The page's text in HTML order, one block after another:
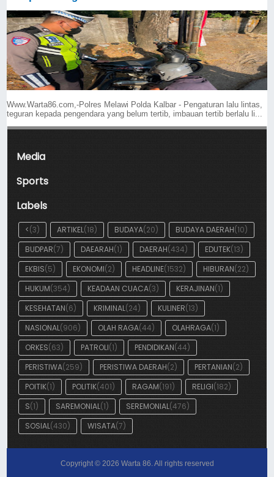
Www.Warta86.com,-Polres Melawi Polda Kalbar - Pengaturan lalu lintas,
teguran kepada pengendara yang belum tertib, imbauan tertib berlalu li...
Media
Sports
Labels
<(3) ARTIKEL(18) BUDAYA(20) BUDAYA DAERAH(10)
BUDPAR(7) DAEARAH(1) DAERAH(434) EDUTEK(13)
EKBIS(5) EKONOMI(2) HEADLINE(1532) HIBURAN(22)
HUKUM(354) KEADAAN CUACA(3) KERAJINAN(1)
KESEHATAN(6) KRIMINAL(24) KULINER(13)
NASIONAL(906) OLAH RAGA(44) OLAHRAGA(1)
ORKES(63) PATROLI(1) PENDIDIKAN(44)
PERISTIWA(259) PERISTIWA DAERAH(2) PERTANIAN(2)
POITIK(1) POLITIK(401) RAGAM(191) RELIGI(182)
S(1) SAREMONIAL(1) SEREMONIAL(476)
SOSIAL(430) WISATA(7)
Copyright © 2026 Warta 86. All rights reserved